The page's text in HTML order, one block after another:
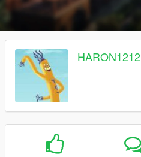
HARON1212